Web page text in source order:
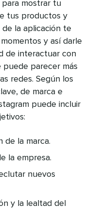
mostrar tu
tus productos y
de la aplicación te
y así darle
de interactuar con
puede parecer más
redes. Según los
de marca e
puede incluir
de la marca.
la empresa.
nuevos
y la lealtad del